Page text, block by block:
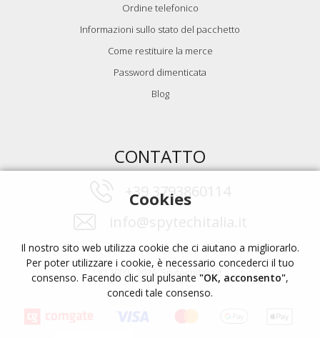
Ordine telefonico
Informazioni sullo stato del pacchetto
Come restituire la merce
Password dimenticata
Blog
CONTATTO
+39 3793860114
© 2009 - 2026, Spytechitalia.it
Cookies
Il nostro sito web utilizza cookie che ci aiutano a migliorarlo.
Per poter utilizzare i cookie, è necessario concederci il tuo
consenso. Facendo clic sul pulsante "OK, acconsento",
concedi tale consenso.